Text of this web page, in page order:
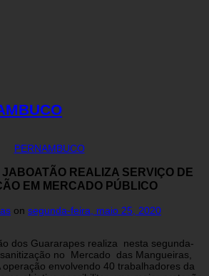
PERNAMBUCO
REALIZA SERVIÇO DE
EM MERCADO PÚBLICO
on segunda-feira, maio 25, 2020
dos Guararapes realiza nesta segunda-
no Mercado das Mangueiras,
operação envolvendo 40 trabalhadores da